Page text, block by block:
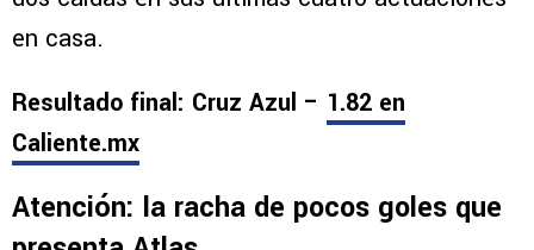
en casa.
Resultado final: Cruz Azul – 1.82 en
Caliente.mx
Atención: la racha de pocos goles que